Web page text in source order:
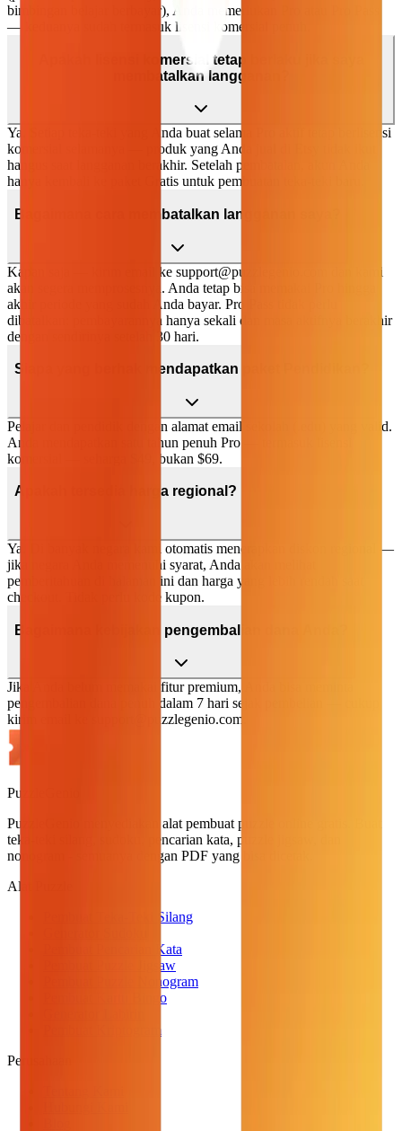
bimbingan belajar berbayar), Anda memerlukan Pro atau Pro Pass
— keduanya sudah termasuk lisensi komersial penuh.
Apakah lisensi komersial tetap berlaku jika saya
membatalkan langganan?
Ya. Setiap teka-teki yang Anda buat selama Pro aktif tetap berlisensi
komersial selamanya — produk yang Anda jual di Etsy tidak ikut
hangus saat langganan berakhir. Setelah pembatalan, akun Anda
hanya kembali ke paket Gratis untuk pembuatan teka-teki baru.
Bagaimana cara membatalkan langganan saya?
Kapan saja — kirim email ke support@puzzlegenio.com
dan kami
akan segera memprosesnya. Anda tetap bisa memakai Pro hingga
akhir periode yang sudah Anda bayar. Pro Pass tidak perlu
dibatalkan: pembayarannya hanya sekali dan masa aktifnya berakhir
dengan sendirinya setelah 30 hari.
Siapa yang berhak mendapatkan paket Pendidikan?
Pelajar dan pendidik dengan alamat email sekolah (.edu) yang valid.
Anda mendapatkan satu tahun penuh Pro — termasuk lisensi
komersial — seharga $49, bukan $69.
Apakah tersedia harga regional?
Ya. Di banyak negara kami otomatis menerapkan diskon regional —
jika negara Anda memenuhi syarat, Anda akan melihat
pemberitahuan di halaman ini dan harga yang lebih rendah saat
checkout. Tidak perlu kode kupon.
Bagaimana kebijakan pengembalian dana Anda?
Jika Anda belum memakai fitur premium, Anda bisa meminta
pengembalian dana penuh dalam 7 hari sejak pembelian — cukup
kirim email ke
support@puzzlegenio.com
PuzzleGenio
PuzzleGenio menyediakan alat pembuat puzzle online gratis. Buat
teka-teki silang, sudoku, pencarian kata, puzzle jigsaw, dan
nonogram - semuanya dengan PDF yang bisa dicetak.
Alat Puzzle
Pembuat Teka-Teki Silang
Pembuat Pencarian Kata
Pembuat Puzzle Jigsaw
Pembuat Puzzle Nonogram
Pembuat Kartu Bingo
Pembuat Kriptogram
Perusahaan